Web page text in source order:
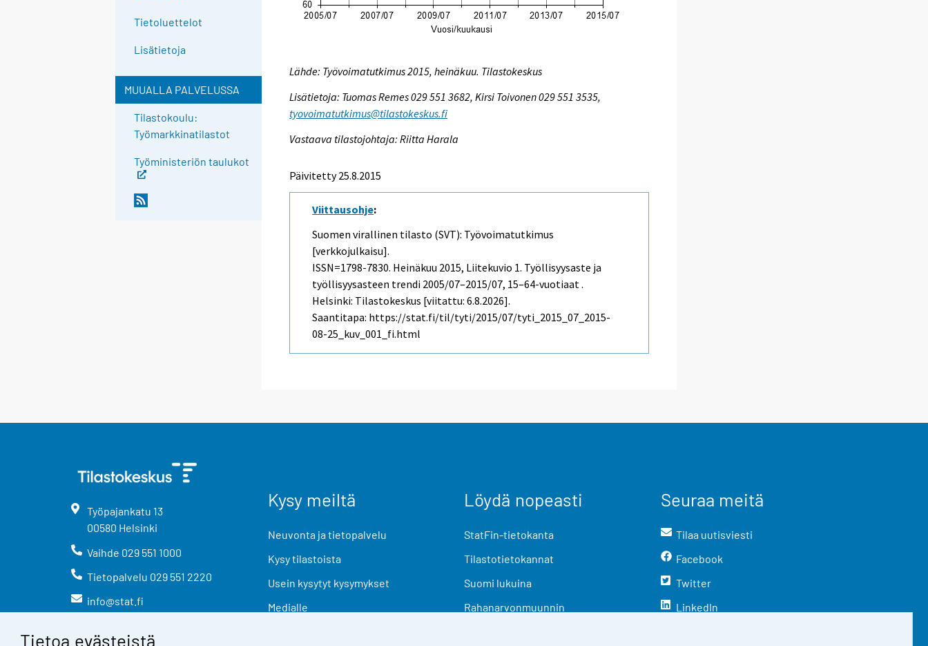
Tietoa evästeistä
Tietoluettelot
Lisätietoja
MUUALLA PALVELUSSA
Tilastokoulu:
Työmarkkinatilastot
Työministeriön taulukot
Lähde: Työvoimatutkimus 2015, heinäkuu. Tilastokeskus
Lisätietoja: Tuomas Remes 029 551 3682, Kirsi Toivonen 029 551 3535,
tyovoimatutkimus@tilastokeskus.fi
Vastaava tilastojohtaja: Riitta Harala
Päivitetty 25.8.2015
Viittausohje:
Suomen virallinen tilasto (SVT): Työvoimatutkimus
[verkkojulkaisu].
ISSN=1798-7830. Heinäkuu 2015, Liitekuvio 1. Työllisyysaste ja
työllisyysasteen trendi 2005/07–2015/07, 15–64-vuotiaat .
Helsinki: Tilastokeskus [viitattu: 6.8.2026].
Saantitapa: https://stat.fi/til/tyti/2015/07/tyti_2015_07_2015-
08-25_kuv_001_fi.html
Työpajankatu 13
00580 Helsinki
Vaihde 029 551 1000
Tietopalvelu 029 551 2220
info@stat.fi
Kysy meiltä
Neuvonta ja tietopalvelu
Kysy tilastoista
Usein kysytyt kysymykset
Medialle
Löydä nopeasti
StatFin-tietokanta
Tilastotietokannat
Suomi lukuina
Rahanarvonmuunnin
Seuraa meitä
Tilaa uutisviesti
Facebook
Twitter
LinkedIn